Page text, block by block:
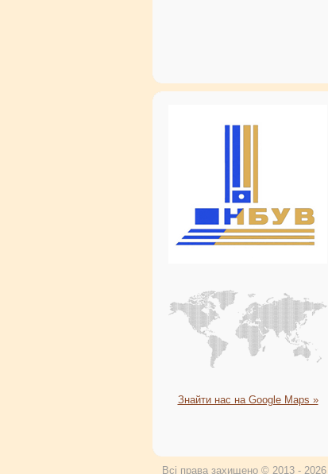
Знайти нас на Google Maps »
Всі права захищено © 2013 - 2026